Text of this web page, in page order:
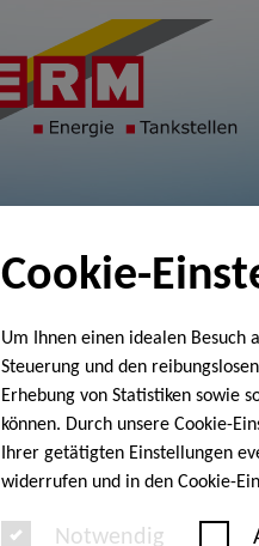
Cookie-
Um Ihnen einen idealen Besuch
Steuerung und den
Erhebung von Statistiken sowie
können. Durch unsere Cookie-
Ihrer getätigten Einstellungen
widerrufen und in den Cookie-
Notwendig